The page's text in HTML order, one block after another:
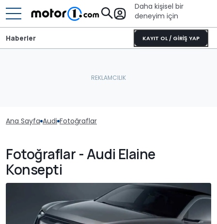
Daha kişisel bir
deneyim için
KAYIT OL / GİRİŞ YAP
Haberler
Ana Sayfa Audi Fotoğraflar
Fotoğraflar - Audi Elaine
Konsepti